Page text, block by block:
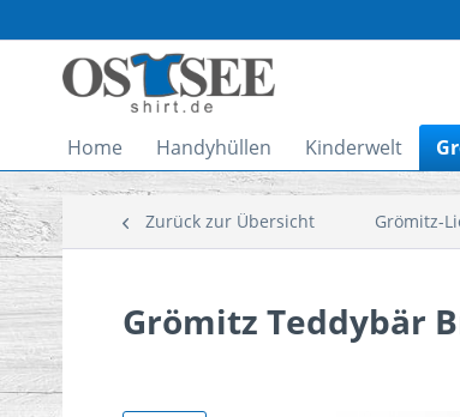
Home Handyhüllen Kinderwelt
Zurück zur Übersicht Grömitz-
Grömitz Teddybär